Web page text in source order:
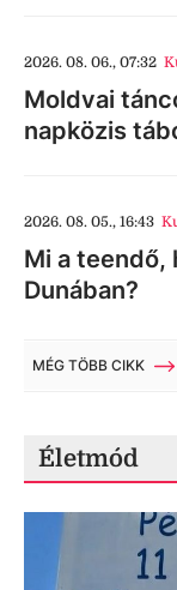
2026. 08. 06., 07:32
Moldvai
napközis
2026. 08. 05., 16:43
Mi a teendő,
Dunában?
MÉG TÖBB CIKK
Életmód